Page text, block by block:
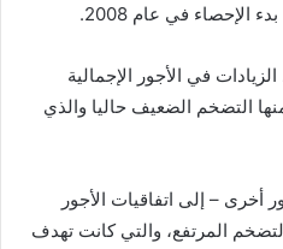
في الأجور الإجمالية
يُخصَم منها التضخم الضعيف حاليا والذي
أخرى – إلى اتفاقيات الأجور
المرتفع، والتي كانت تهدف